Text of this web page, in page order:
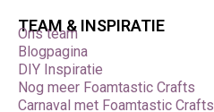
TEAM & INSPIRATIE
Ons team
Blogpagina
DIY Inspiratie
Nog meer Foamtastic Crafts
Carnaval met Foamtastic Crafts